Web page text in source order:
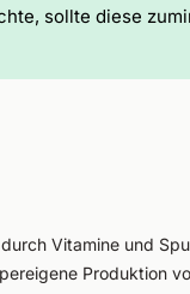
sollte diese
Vitamine und
Produktion